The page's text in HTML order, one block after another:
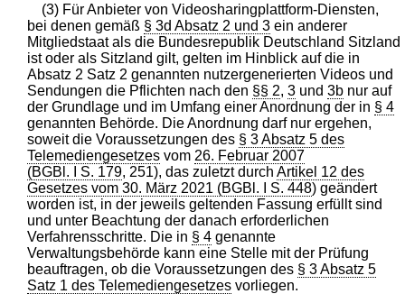
(3) Für Anbieter von Videosharingplattform-Diensten,
bei denen gemäß § 3d Absatz 2 und 3 ein anderer
Mitgliedstaat als die Bundesrepublik Deutschland Sitzland
ist oder als Sitzland gilt, gelten im Hinblick auf die in
Absatz 2 Satz 2 genannten nutzergenerierten Videos und
Sendungen die Pflichten nach den §§ 2,3 und3b nur auf
der Grundlage und im Umfang einer Anordnung der in § 4
genannten Behörde. Die Anordnung darf nur ergehen,
soweit die Voraussetzungen des § 3 Absatz 5 des
Telemediengesetzes vom 26. Februar 2007
(BGBl. I S. 179, 251), das zuletzt durchArtikel 12 des
Gesetzes vom 30. März 2021 (BGBl. I S. 448) geändert
worden ist, in der jeweils geltenden Fassung erfüllt sind
und unter Beachtung der danach erforderlichen
Verfahrensschritte. Die in § 4 genannte
Verwaltungsbehörde kann eine Stelle mit der Prüfung
beauftragen, ob die Voraussetzungen des § 3 Absatz 5
Satz 1 des Telemediengesetzes vorliegen.